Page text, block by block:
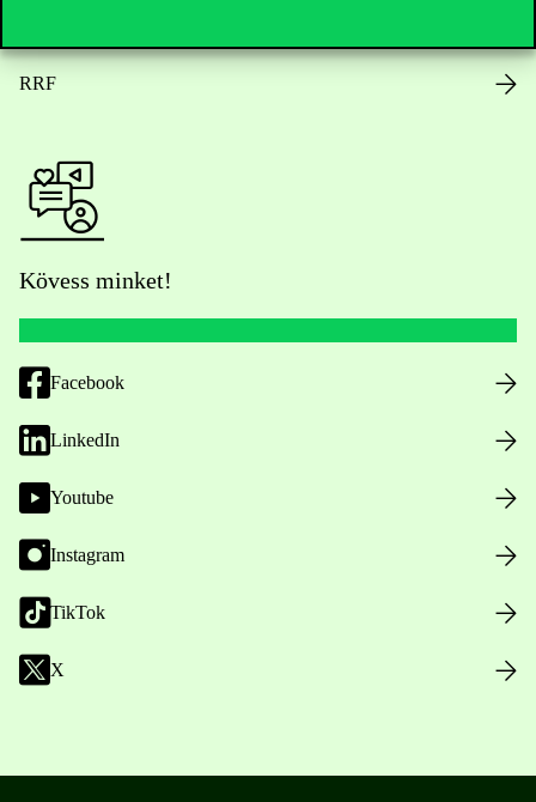
RRF
Kövess minket!
Facebook
LinkedIn
Youtube
Instagram
TikTok
X